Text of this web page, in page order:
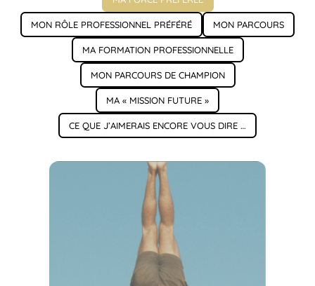
MON RÔLE PROFESSIONNEL PRÉFÉRÉ MON PARCOURS
MA FORMATION PROFESSIONNELLE
MON PARCOURS DE CHAMPION
MA « MISSION FUTURE »
CE QUE J’AIMERAIS ENCORE VOUS DIRE …